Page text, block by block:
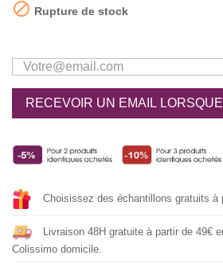
 Rupture de stock
RECEVOIR UN EMAIL
Choisissez des échantillons gratuits à
Livraison 48H gratuite à partir de 49€
Colissimo domicile.